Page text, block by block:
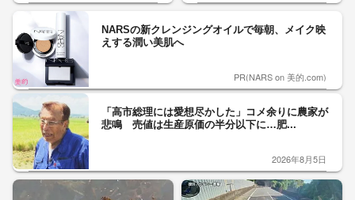
NARSの新クレンジングオイルで毎朝、メイク映
えする潤い美肌へ
PR(NARS on 美的.com)
「高市総理には愛想尽かした」コメ余りに農家が
悲鳴 売値は生産原価の半分以下に…肥...
2026年8月5日